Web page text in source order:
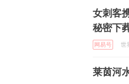
女刺客
秘密下
网易号 世
莱茵河